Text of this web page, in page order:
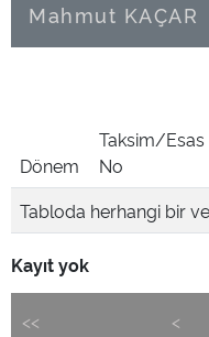
Mahmut KAÇAR
Dönem
Taksim/Esas
No
Tabloda herhangi bir
Kayıt yok
<< <